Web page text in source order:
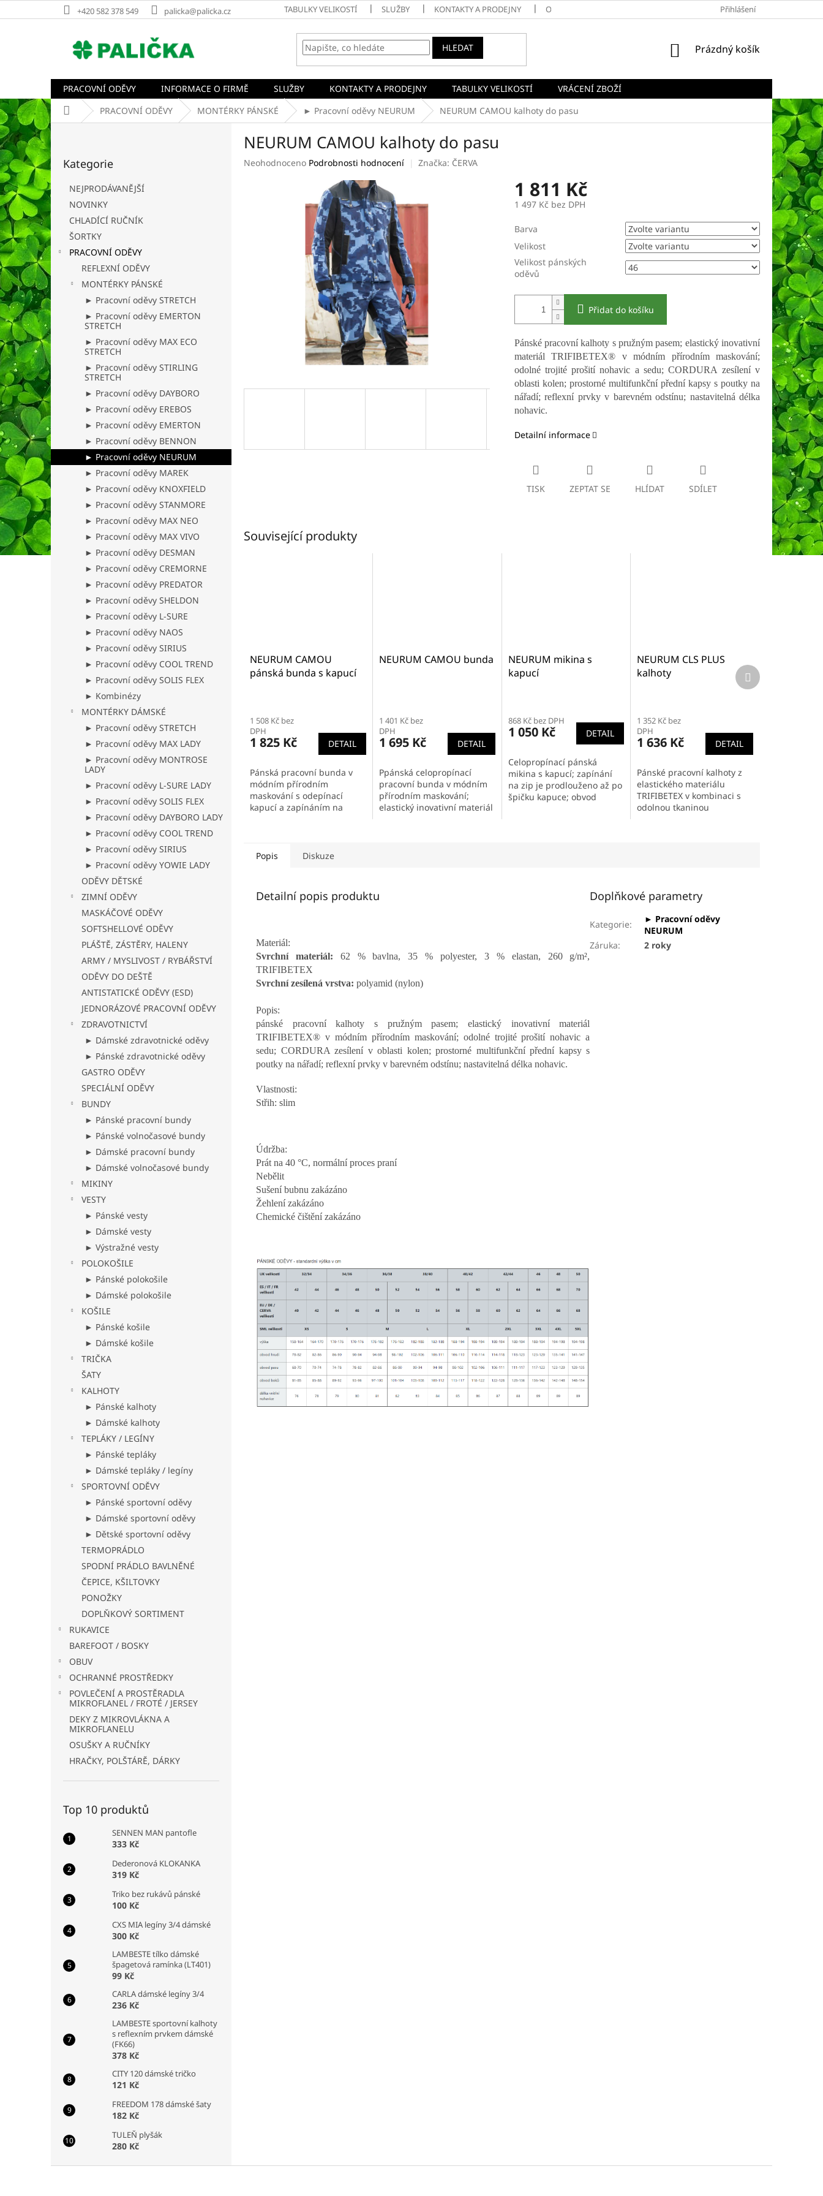
na
+420 582 378 549 palicka@palicka.cz TABULKY VELIKOSTÍ SLUŽBY KONTAKTY A PRODEJNY OBCHODNÍ PODMÍNKY PODMÍNKY OCHRANY OSOBNÍCH ÚDAJŮ
Přihlášení
HLEDAT
NÁKUPNÍ
Prázdný košík
PRACOVNÍ ODĚVY INFORMACE O FIRMĚ SLUŽBY KONTAKTY A PRODEJNY TABULKY VELIKOSTÍ
VRÁCENÍ ZBOŽÍ
Domů PRACOVNÍ ODĚVY MONTÉRKY PÁNSKÉ ► Pracovní oděvy NEURUM NEURUM CAMOU kalhoty do pasu
P
o
s
t
r
a
n
n
í
p
a
n
l
kategorie
Kategorie
NEJPRODÁVANĚJŠÍ
NOVINKY
CHLADÍCÍ RUČNÍK
ŠORTKY
PRACOVNÍ ODĚVY
REFLEXNÍ ODĚVY
MONTÉRKY PÁNSKÉ
► Pracovní oděvy STRETCH
► Pracovní oděvy EMERTON
STRETCH
► Pracovní oděvy MAX ECO
STRETCH
► Pracovní oděvy STIRLING
STRETCH
► Pracovní oděvy DAYBORO
► Pracovní oděvy EREBOS
► Pracovní oděvy EMERTON
► Pracovní oděvy BENNON
► Pracovní oděvy NEURUM
► Pracovní oděvy MAREK
► Pracovní oděvy KNOXFIELD
► Pracovní oděvy STANMORE
► Pracovní oděvy MAX NEO
► Pracovní oděvy MAX VIVO
► Pracovní oděvy DESMAN
► Pracovní oděvy CREMORNE
► Pracovní oděvy PREDATOR
► Pracovní oděvy SHELDON
► Pracovní oděvy L-SURE
► Pracovní oděvy NAOS
► Pracovní oděvy SIRIUS
► Pracovní oděvy COOL TREND
► Pracovní oděvy SOLIS FLEX
► Kombinézy
MONTÉRKY DÁMSKÉ
► Pracovní oděvy STRETCH
► Pracovní oděvy MAX LADY
► Pracovní oděvy MONTROSE
LADY
► Pracovní oděvy L-SURE LADY
► Pracovní oděvy SOLIS FLEX
► Pracovní oděvy DAYBORO LADY
► Pracovní oděvy COOL TREND
► Pracovní oděvy SIRIUS
► Pracovní oděvy YOWIE LADY
ODĚVY DĚTSKÉ
ZIMNÍ ODĚVY
MASKÁČOVÉ ODĚVY
SOFTSHELLOVÉ ODĚVY
PLÁŠTĚ, ZÁSTĚRY, HALENY
ARMY / MYSLIVOST / RYBÁŘSTVÍ
ODĚVY DO DEŠTĚ
ANTISTATICKÉ ODĚVY (ESD)
JEDNORÁZOVÉ PRACOVNÍ ODĚVY
ZDRAVOTNICTVÍ
► Dámské zdravotnické oděvy
► Pánské zdravotnické oděvy
GASTRO ODĚVY
SPECIÁLNÍ ODĚVY
BUNDY
► Pánské pracovní bundy
► Pánské volnočasové bundy
► Dámské pracovní bundy
► Dámské volnočasové bundy
MIKINY
VESTY
► Pánské vesty
► Dámské vesty
► Výstražné vesty
POLOKOŠILE
► Pánské polokošile
► Dámské polokošile
KOŠILE
► Pánské košile
► Dámské košile
TRIČKA
ŠATY
KALHOTY
► Pánské kalhoty
► Dámské kalhoty
TEPLÁKY / LEGÍNY
► Pánské tepláky
► Dámské tepláky / legíny
SPORTOVNÍ ODĚVY
► Pánské sportovní oděvy
► Dámské sportovní oděvy
► Dětské sportovní oděvy
TERMOPRÁDLO
SPODNÍ PRÁDLO BAVLNĚNÉ
ČEPICE, KŠILTOVKY
PONOŽKY
DOPLŇKOVÝ SORTIMENT
RUKAVICE
BAREFOOT / BOSKY
OBUV
OCHRANNÉ PROSTŘEDKY
POVLEČENÍ A PROSTĚRADLA
MIKROFLANEL / FROTÉ / JERSEY
DEKY Z MIKROVLÁKNA A
MIKROFLANELU
OSUŠKY A RUČNÍKY
HRAČKY, POLŠTÁRĚ, DÁRKY
Top 10 produktů
SENNEN MAN pantofle
333 Kč
Dederonová KLOKANKA
319 Kč
Triko bez rukávů pánské
100 Kč
CXS MIA legíny 3/4 dámské
300 Kč
LAMBESTE tílko dámské
špagetová ramínka (LT401)
99 Kč
CARLA dámské legíny 3/4
236 Kč
LAMBESTE sportovní kalhoty
s reflexním prvkem dámské
(FK66)
378 Kč
CITY 120 dámské tričko
121 Kč
FREEDOM 178 dámské šaty
182 Kč
TULEŇ plyšák
280 Kč
NEURUM CAMOU kalhoty do pasu
Průměrné
Neohodnoceno Podrobnosti hodnocení Značka: ČERVA
1 811 Kč
1 497 Kč bez DPH
cena:
Barva
Velikost
Velikost pánských
oděvů
Přidat do košíku
Pánské pracovní kalhoty s pružným pasem; elastický inovativní
materiál TRIFIBETEX® v módním přírodním maskování;
odolné trojité prošití nohavic a sedu; CORDURA zesílení v
oblasti kolen; prostorné multifunkční přední kapsy s poutky na
nářadí; reflexní prvky v barevném odstínu; nastavitelná délka
nohavic.
Detailní informace
TISK ZEPTAT SE HLÍDAT SDÍLET
Související produkty
NEURUM CAMOU
pánská bunda s kapucí
1 508 Kč bez
DPH
1 825 Kč DETAIL
Pánská pracovní bunda v
módním přírodním
maskování s odepínací
kapucí a zapínáním na
strečovým materiálem...
NEURUM CAMOU bunda
1 401 Kč bez
DPH
1 695 Kč DETAIL
Ppánská celopropínací
pracovní bunda v módním
přírodním maskování;
elastický inovativní materiál
NEURUM mikina s
kapucí
868 Kč bez DPH
1 050 Kč DETAIL
Celopropínací pánská
mikina s kapucí; zapínání
na zip je prodlouženo až po
špičku kapuce; obvod
NEURUM CLS PLUS
kalhoty
1 352 Kč bez
DPH
1 636 Kč DETAIL
Pánské pracovní kalhoty z
elastického materiálu
TRIFIBETEX v kombinaci s
odolnou tkaninou
Další
produkt
Popis Diskuze
Detailní popis produktu
Materiál:
Svrchní materiál: 62 % bavlna,35 % polyester, 3 % elastan, 260 g/m²,
TRIFIBETEX
Svrchní zesílená vrstva: polyamid (nylon)
Popis:
pánské pracovní kalhoty s pružným pasem; elastický inovativní materiál
TRIFIBETEX® v módním přírodním maskování; odolné trojité prošití nohavic a
sedu; CORDURA zesílení v oblasti kolen; prostorné multifunkční přední kapsy s
poutky na nářadí; reflexní prvky v barevném odstínu; nastavitelná délka nohavic.
Vlastnosti:
Střih: slim
Údržba:
Prát na 40 °C, normální proces praní
Nebělit
Sušení bubnu zakázáno
Žehlení zakázáno
Chemické čištění zakázáno
Doplňkové parametry
Kategorie:
► Pracovní oděvy
NEURUM
Záruka: 2 roky